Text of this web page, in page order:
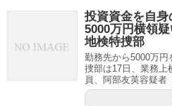
投資資金を自
5000万円横領
地検特捜部
勤務先から5000万
捜部は17日、業務上
員、阿部友英容疑者